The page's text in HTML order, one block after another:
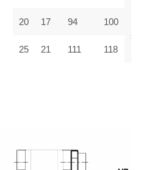
20 17 94
100
25 21 111 118